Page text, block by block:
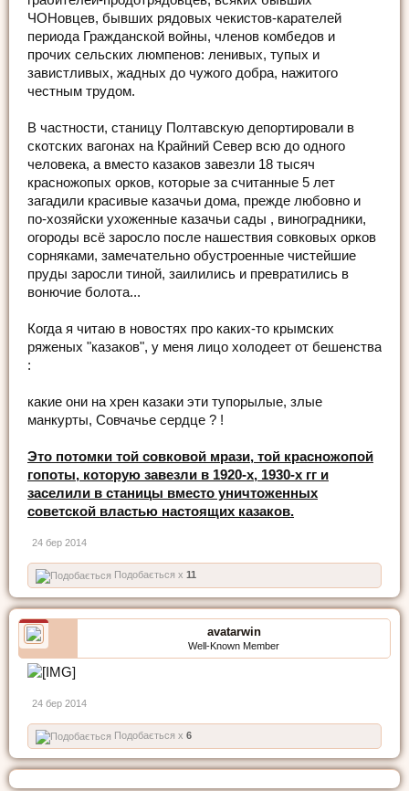
ЧОНовцев, бывших рядовых чекистов-карателей
периода Гражданской войны, членов комбедов и
прочих сельских люмпенов: ленивых, тупых и
завистливых, жадных до чужого добра, нажитого
честным трудом.
В частности, станицу Полтавскую депортировали в
скотских вагонах на Крайний Север всю до одного
человека, а вместо казаков завезли 18 тысяч
красножопых орков, которые за считанные 5 лет
загадили красивые казачьи дома, прежде любовно и
по-хозяйски ухоженные казачьи сады , виноградники,
огороды всё заросло после нашествия совковых орков
сорняками, замечательно обустроенные чистейшие
пруды заросли тиной, заилились и превратились в
вонючие болота...
Когда я читаю в новостях про каких-то крымских
ряженых "казаков", у меня лицо холодеет от бешенства
:
какие они на хрен казаки эти тупорылые, злые
манкурты, Совчачье сердце ? !
Это потомки той совковой мрази, той красножопой
гопоты, которую завезли в 1920-х, 1930-х гг и
заселили в станицы вместо уничтоженных
советской властью настоящих казаков.
24 бер 2014
Подобається x 11
avatarwin
Well-Known Member
24 бер 2014
Подобається x 6